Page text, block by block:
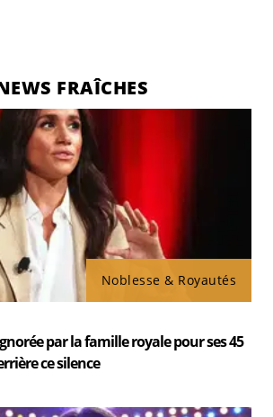
FRAÎCHES
Noblesse & Royautés
par la famille royale pour ses 45
ce silence